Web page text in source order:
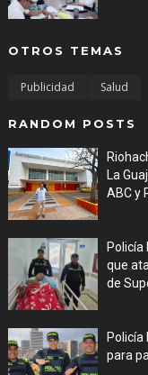
OTROS TEMAS
Publicidad Salud
RANDOM POSTS
La
ABC y
Policía
que
de
Policía
para